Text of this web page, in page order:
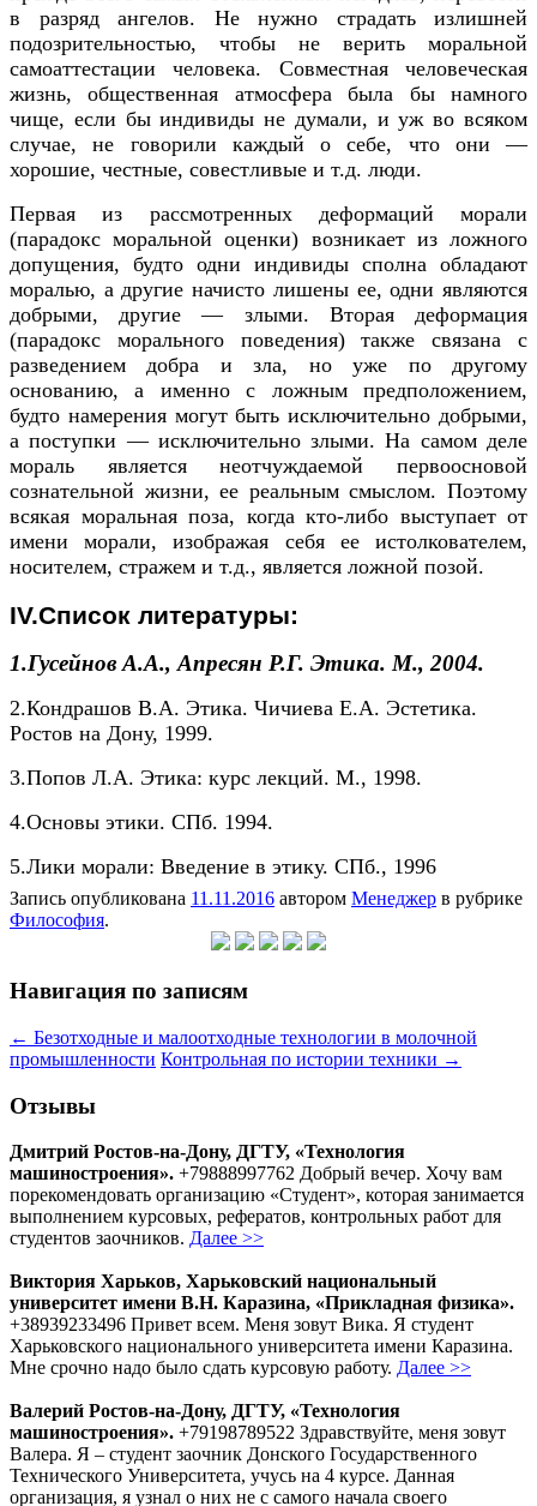
в разряд ангелов. Не нужно страдать излишней
подозрительностью, чтобы не верить моральной
самоаттестации человека. Совместная человеческая
жизнь, общественная атмосфера была бы намного
чище, если бы индивиды не думали, и уж во всяком
случае, не говорили каждый о себе, что они —
хорошие, честные, совестливые и т.д. люди.
Первая из рассмотренных деформаций морали
(парадокс моральной оценки) возникает из ложного
допущения, будто одни индивиды сполна обладают
моралью, а другие начисто лишены ее, одни являются
добрыми, другие — злыми. Вторая деформация
(парадокс морального поведения) также связана с
разведением добра и зла, но уже по другому
основанию, а именно с ложным предположением,
будто намерения могут быть исключительно добрыми,
а поступки — исключительно злыми. На самом деле
мораль является неотчуждаемой первоосновой
сознательной жизни, ее реальным смыслом. Поэтому
всякая моральная поза, когда кто-либо выступает от
имени морали, изображая себя ее истолкователем,
носителем, стражем и т.д., является ложной позой.
IV.Список литературы:
1.Гусейнов А.А., Апресян Р.Г. Этика. М., 2004.
2.Кондрашов В.А. Этика. Чичиева Е.А. Эстетика.
Ростов на Дону, 1999.
3.Попов Л.А. Этика: курс лекций. М., 1998.
4.Основы этики. СПб. 1994.
5.Лики морали: Введение в этику. СПб., 1996
Запись опубликована 11.11.2016 автором Менеджер в рубрике
Философия.
Навигация по записям
← Безотходные и малоотходные технологии в молочной
промышленности Контрольная по истории техники →
Отзывы
Дмитрий Ростов-на-Дону, ДГТУ, «Технология
машиностроения». +79888997762 Добрый вечер. Хочу вам
порекомендовать организацию «Студент», которая занимается
выполнением курсовых, рефератов, контрольных работ для
студентов заочников. Далее >>
Виктория Харьков, Харьковский национальный
университет имени В.Н. Каразина, «Прикладная физика».
+38939233496 Привет всем. Меня зовут Вика. Я студент
Харьковского национального университета имени Каразина.
Мне срочно надо было сдать курсовую работу. Далее >>
Валерий Ростов-на-Дону, ДГТУ, «Технология
машиностроения». +79198789522 Здравствуйте, меня зовут
Валера. Я – студент заочник Донского Государственного
Технического Университета, учусь на 4 курсе. Данная
организация, я узнал о них не с самого начала своего